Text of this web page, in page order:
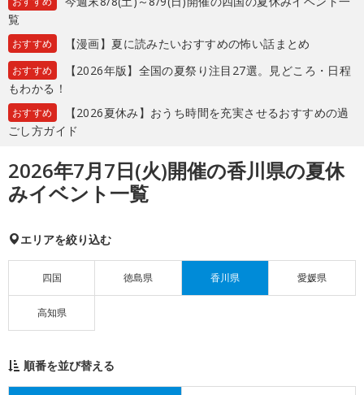
覧
おすすめ 【漫画】夏に読みたいおすすめの怖い話まとめ
おすすめ
【2026年版】全国の夏祭り注目27選。見どころ・日程
もわかる！
おすすめ
【2026夏休み】おうち時間を充実させるおすすめの過
ごし方ガイド
2026年7月7日(火)開催の香川県の夏休
みイベント一覧
エリアを絞り込む
四国 徳島県 香川県 愛媛県
高知県
順番を並び替える